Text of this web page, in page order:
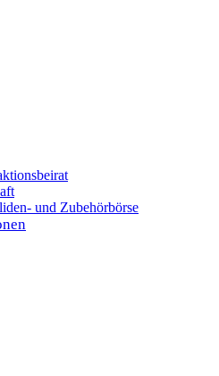
und Zubehörbörse